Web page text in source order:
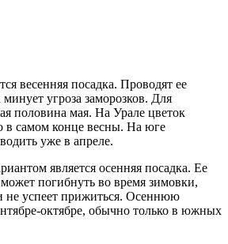
весенняя посадка. Проводят ее
минует угроза заморозков. Для
половина мая. На Урале цветок
в самом конце весны. На юге
уже в апреле.
является осенняя посадка. Ее
погибнуть во время зимовки,
не успеет прижиться. Осеннюю
октябре, обычно только в южных